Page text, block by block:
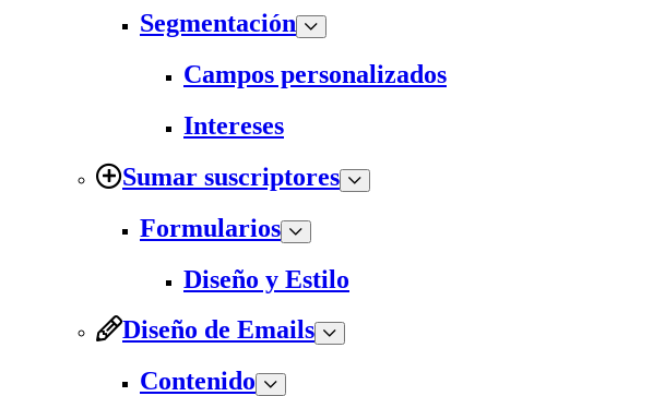
Segmentación
Campos personalizados
Intereses
Sumar suscriptores
Formularios
Diseño y Estilo
Diseño de Emails
Contenido